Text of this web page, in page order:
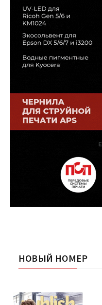
НОВЫЙ НОМЕР